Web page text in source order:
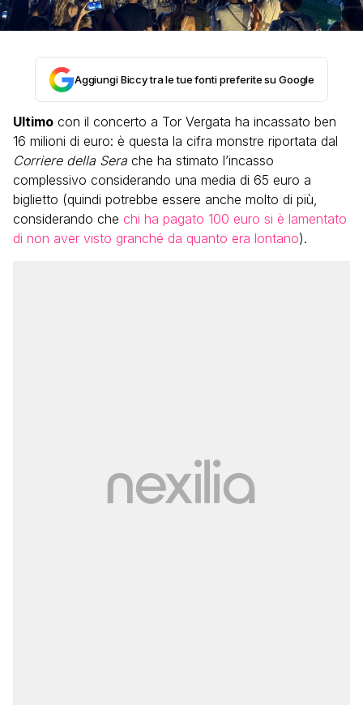
Aggiungi Biccy tra le tue fonti preferite su Google
Ultimo con il concerto a Tor Vergata ha incassato ben
16 milioni di euro: è questa la cifra monstre riportata dal
Corriere della Sera che ha stimato l’incasso
complessivo considerando una media di 65 euro a
biglietto (quindi potrebbe essere anche molto di più,
considerando che chi ha pagato 100 euro si è lamentato
di non aver visto granché da quanto era lontano).